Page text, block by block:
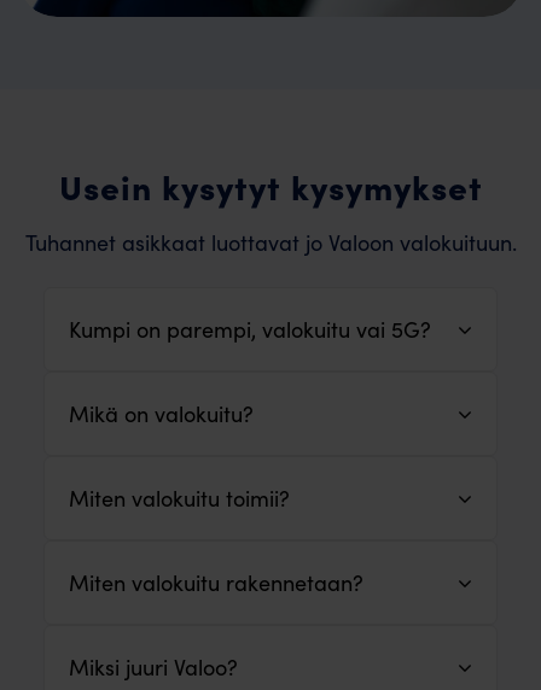
Usein kysytyt kysymykset
Tuhannet asikkaat luottavat jo Valoon valokuituun.
Kumpi on parempi, valokuitu vai 5G?
Mikä on valokuitu?
Miten valokuitu toimii?
Miten valokuitu rakennetaan?
Miksi juuri Valoo?